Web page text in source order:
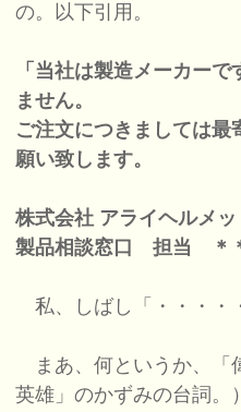
の。以下引用。
「当社は製造メーカー
ません。
ご注文につきましては最
願い致します。
株式会社 アライヘルメッ
製品相談窓口 担当 ＊
私、しばし「・・・・
まあ、何というか、「
英雄」のかずみの台詞。